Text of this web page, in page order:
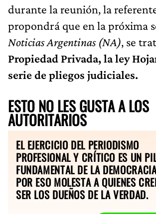
durante la reunión, la
propondrá que en la próxima
Noticias Argentinas (NA), se
Propiedad Privada, la ley
serie de pliegos judiciales.
ESTO NO LES GUSTA A LOS
AUTORITARIOS
EL EJERCICIO DEL PERIODISMO
PROFESIONAL Y CRÍTICO ES UN
FUNDAMENTAL DE LA
POR ESO MOLESTA A QUIENES
SER LOS DUEÑOS DE LA VERDAD.